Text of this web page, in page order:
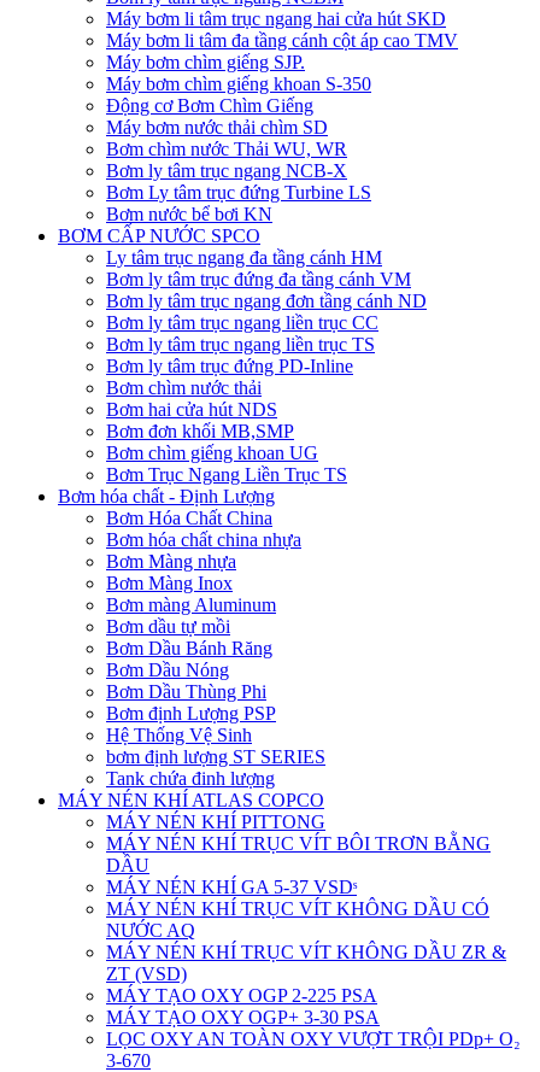
Máy bơm li tâm trục ngang hai cửa hút SKD
​Máy bơm li tâm đa tầng cánh cột áp cao TMV
Máy bơm chìm giếng SJP.
Máy bơm chìm giếng khoan S-350
Động cơ Bơm Chìm Giếng
​Máy bơm nước thải chìm SD
Bơm chìm nước Thải WU, WR
Bơm ly tâm trục ngang NCB-X
Bơm Ly tâm trục đứng Turbine LS
Bơm nước bể bơi KN
BƠM CẤP NƯỚC SPCO
Ly tâm trục ngang đa tầng cánh HM
Bơm ly tâm trục đứng đa tầng cánh VM
Bơm ly tâm trục ngang đơn tầng cánh ND
Bơm ly tâm trục ngang liền trục CC
Bơm ly tâm trục ngang liền trục TS
Bơm ly tâm trục đứng PD-Inline
Bơm chìm nước thải
Bơm hai cửa hút NDS
Bơm đơn khối MB,SMP
Bơm chìm giếng khoan UG
Bơm Trục Ngang Liền Trục TS
Bơm hóa chất - Định Lượng
Bơm Hóa Chất China
Bơm hóa chất china nhựa
Bơm Màng nhựa
Bơm Màng Inox
Bơm màng Aluminum
Bơm dầu tự mồi
Bơm Dầu Bánh Răng
Bơm Dầu Nóng
Bơm Dầu Thùng Phi
Bơm định Lượng PSP
Hệ Thống Vệ Sinh
bơm định lượng ST SERIES
Tank chứa đinh lượng
MÁY NÉN KHÍ ATLAS COPCO
MÁY NÉN KHÍ PITTONG
MÁY NÉN KHÍ TRỤC VÍT BÔI TRƠN BẰNG
DẦU
MÁY NÉN KHÍ GA 5-37 VSDˢ
MÁY NÉN KHÍ TRỤC VÍT KHÔNG DẦU CÓ
NƯỚC AQ
MÁY NÉN KHÍ TRỤC VÍT KHÔNG DẦU ZR &
ZT (VSD)
MÁY TẠO OXY OGP 2-225 PSA
MÁY TẠO OXY OGP+ 3-30 PSA
LỌC OXY AN TOÀN OXY VƯỢT TRỘI PDp+ O₂
3-670